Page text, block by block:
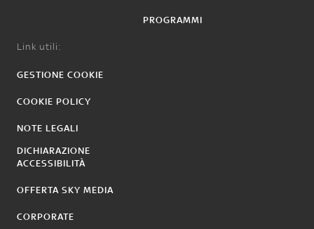
PROGRAMMI
Link utili:
GESTIONE COOKIE
COOKIE POLICY
NOTE LEGALI
DICHIARAZIONE
ACCESSIBILITÀ
OFFERTA SKY MEDIA
CORPORATE